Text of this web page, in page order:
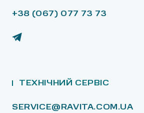
+38 (067) 077 73 73
ТЕХНІЧНИЙ СЕРВІС
SERVICE@RAVITA.COM.UA